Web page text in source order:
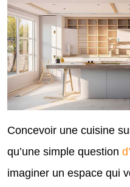
Concevoir une cuisine
qu’une simple question
imaginer un espace qui